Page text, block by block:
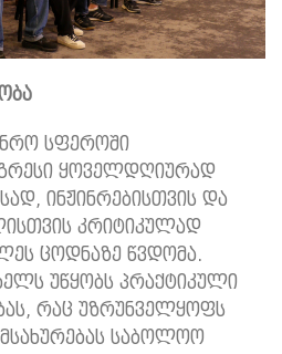
სფეროში
ყოველდღიურად
ინჟინრებისთვის და
კრიტიკულად
ცოდნაზე წვდომა.
უწყობს პრაქტიკული
რაც უზრუნველყოფს
საბოლოო